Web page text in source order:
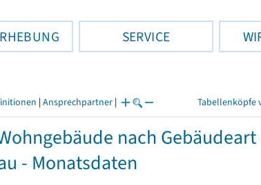
SERVICE
| Ansprechpartner | Tabellenköpfe
nach
- Monatsdaten